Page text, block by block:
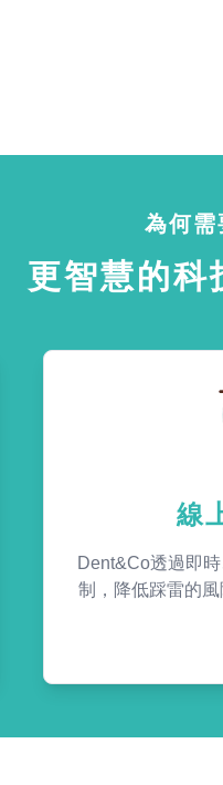
為何
更智慧的科
線
Dent&Co透過即
制，降低踩雷的風